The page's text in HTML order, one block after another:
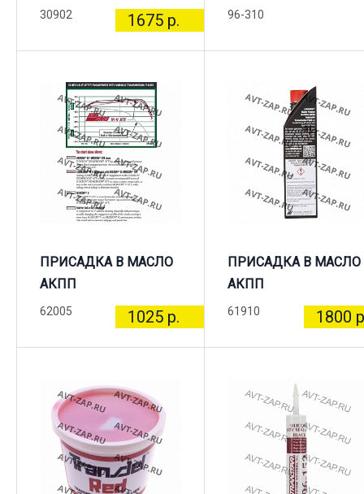
30902 1675 р. 96-310
ПРИСАДКА В МАСЛО
АКПП
62005 1025 р.
ПРИСАДКА В МАСЛО
АКПП
61910 1800